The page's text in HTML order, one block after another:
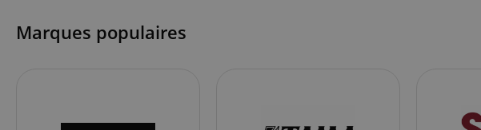
Marques populaires